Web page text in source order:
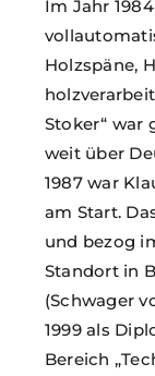
Im Jahr
Holzspäne,
Stoker“ war
weit über
1987 war
am Start.
und bezog
Standort in
(Schwager
1999 als
Bereich